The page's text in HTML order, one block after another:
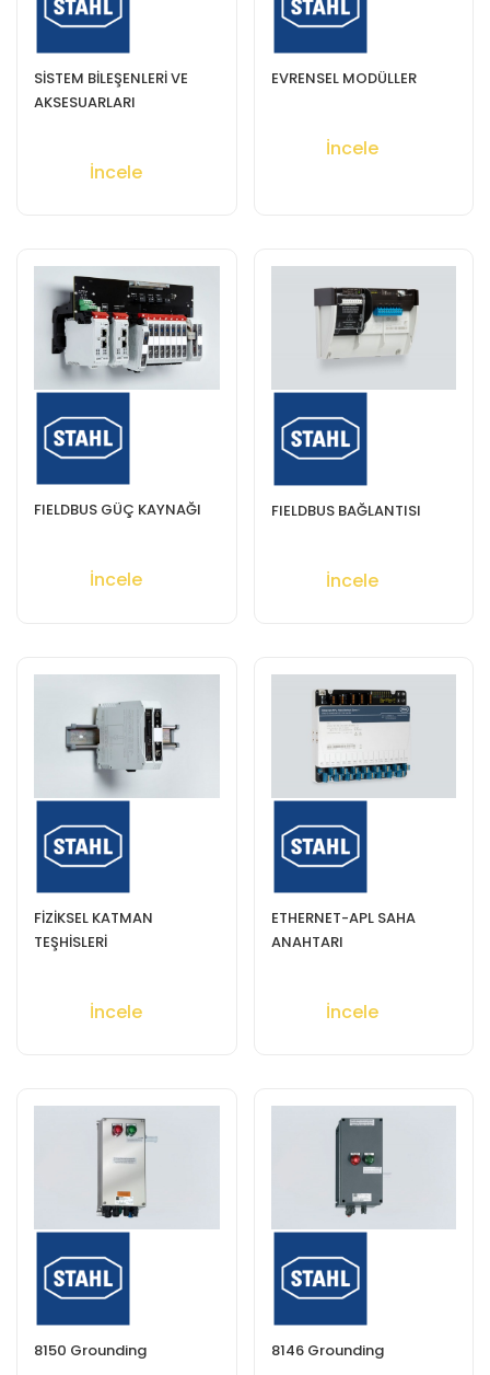
SİSTEM BİLEŞENLERİ VE
AKSESUARLARI
İncele
EVRENSEL MODÜLLER
İncele
FIELDBUS GÜÇ KAYNAĞI
İncele
FIELDBUS BAĞLANTISI
İncele
FİZİKSEL KATMAN
TEŞHİSLERİ
İncele
ETHERNET-APL SAHA
ANAHTARI
İncele
8150 Grounding 8146 Grounding